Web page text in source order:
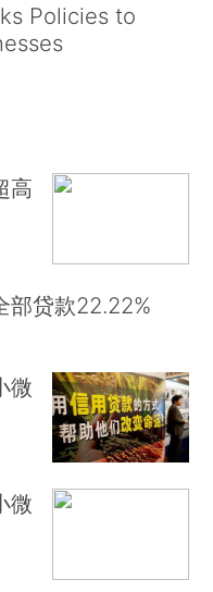
Policies to
高
部贷款22.22%
微
微